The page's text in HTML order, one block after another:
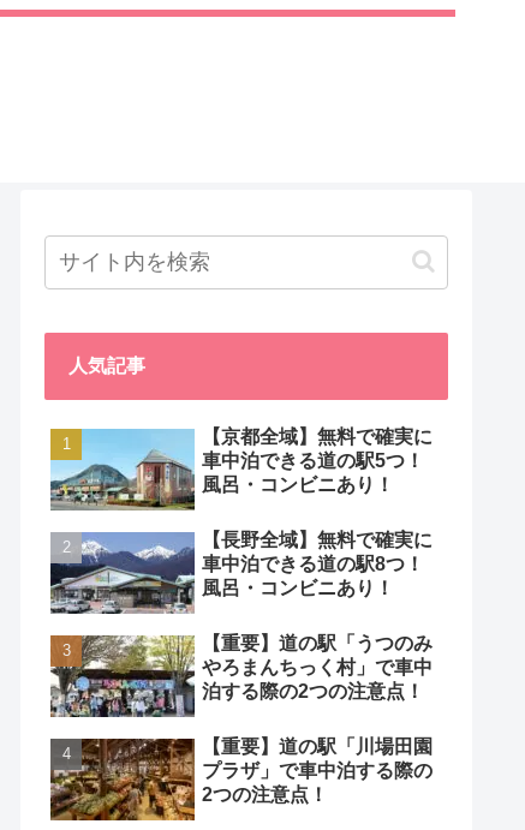
人気記事
【京都全域】無料で確実に
車中泊できる道の駅5つ！
風呂・コンビニあり！
【長野全域】無料で確実に
車中泊できる道の駅8つ！
風呂・コンビニあり！
【重要】道の駅「うつのみ
やろまんちっく村」で車中
泊する際の2つの注意点！
【重要】道の駅「川場田園
プラザ」で車中泊する際の
2つの注意点！